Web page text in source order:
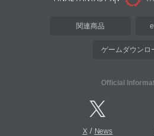
関連商品
ゲームダウンロ
Official
X/ News